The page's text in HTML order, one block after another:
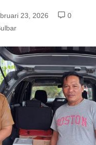
23, 2026
0